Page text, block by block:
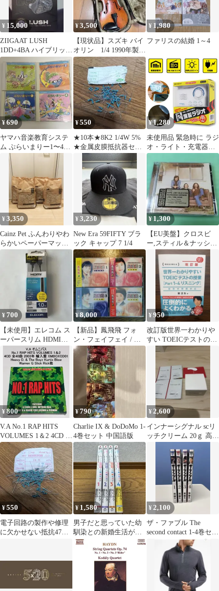
¥ 15,000
ZIIGAAT LUSH
1DD+4BA ハイブリッド
有線イヤホン
¥3,500
⁠【現状品】スズキ バイ
オリン 1/4 1990年製
ケース付
¥ 1,980
ファリスの結婚 1～4
¥690
ヤマハ音楽教育システ
ム ぷらいまりー1〜4
CDセット
¥550
★10本★8K2 1/4W 5%
★金属皮膜抵抗器セッ
¥1,280
未使用品 緊急時に ラジ
オ・ライト・充電器・
サイレンの1台4役 手回
し充電 乾電池 備蓄ラジ
オ ECO-3 緊急 災害時
防災グッズ AM/FMラジ
オ 懐中電灯 LEDライト
サイレン機能 携帯電話
スマホ充電 防災セット
避難 長期保管
¥3,350
Cainz Pet ふんわりやわ
らかいペーパーマット
1kg 4袋セット
¥3,230
New Era 59FIFTY ブラ
ック キャップ 7 1/4
¥1,300
【EU美盤】クロスビ
ー,スティル＆ナッシュ
(1st)＋4 HDCDリマスタ
¥ 700
【未使用】エレコム ス
ーパースリム HDMIケ
ーブル 1m 4K対応
¥8,000
【新品】鳳飛飛 フォ
ン・フェイフェイ / 國
語懷念老歌專輯1〜4
CD4枚セット
¥950
改訂版世界一わかりや
すい TOEICテストの授
業[Part 1‐4 リスニング]
¥800
V.A No.1 RAP HITS
VOLUMES 1＆2 4CD 全
40曲
¥790
Charlie IX & DoDoMo 1-
4巻セット 中国語版
¥ 2,600
インナーシグナル scリ
ッチクリーム 20ｇ 高保
¥550
電子回路の製作や修理
に欠かせない抵抗47Ω
¥ 1,580
男子だと思っていた幼
馴染との新婚生活がう
まくいきすぎる件につ
いて1-4巻初版完結
¥2,100
ザ・ファブル The
second contact 1-4巻セッ